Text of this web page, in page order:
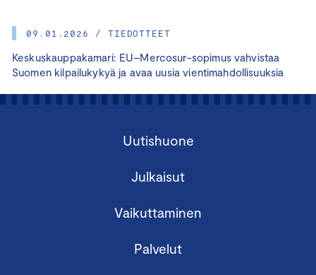
09.01.2026 / TIEDOTTEET
Keskuskauppakamari: EU–Mercosur-sopimus vahvistaa
Suomen kilpailukykyä ja avaa uusia vientimahdollisuuksia
Uutishuone
Julkaisut
Vaikuttaminen
Palvelut